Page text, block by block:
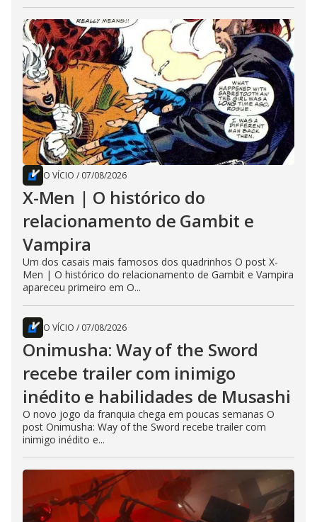
O VÍCIO / 07/08/2026
X-Men | O histórico do
relacionamento de Gambit e
Vampira
Um dos casais mais famosos dos quadrinhos O post X-
Men | O histórico do relacionamento de Gambit e Vampira
apareceu primeiro em O...
O VÍCIO / 07/08/2026
Onimusha: Way of the Sword
recebe trailer com inimigo
inédito e habilidades de Musashi
O novo jogo da franquia chega em poucas semanas O
post Onimusha: Way of the Sword recebe trailer com
inimigo inédito e...